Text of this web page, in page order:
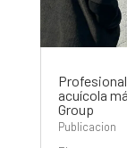
acuícola
Group
Publicacion